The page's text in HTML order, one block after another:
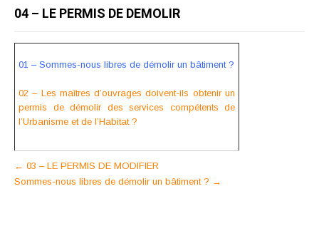
04 – LE PERMIS DE DEMOLIR
01 – Sommes-nous libres de démolir un bâtiment ?
02 – Les maîtres d’ouvrages doivent-ils obtenir un
permis de démolir des services compétents de
l’Urbanisme et de l’Habitat ?
Post
navigation
← 03 – LE PERMIS DE MODIFIER
Sommes-nous libres de démolir un bâtiment ? →